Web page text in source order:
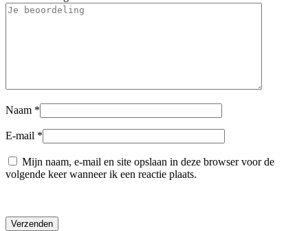
Naam *
E-mail *
Mijn naam, e-mail en site opslaan in deze browser voor de
volgende keer wanneer ik een reactie plaats.